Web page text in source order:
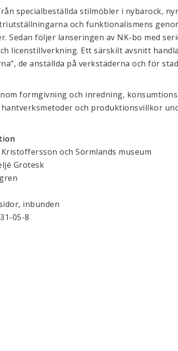
specialbeställda stilmöbler i nybarock,
och funktionalismens
Sedan följer lanseringen av NK-bo med
licenstillverkning. Ett särskilt avsnitt
de anställda på verkstäderna och för
formgivning och inredning,
och produktionsvillkor
Kristoffersson och Sörmlands museum
Grotesk
inbunden
05-8